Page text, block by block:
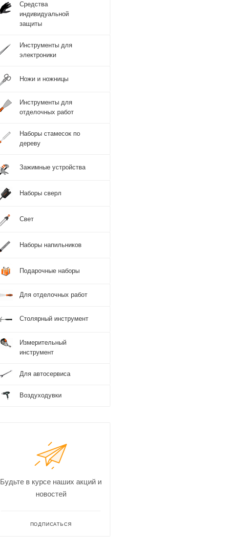
Средства
индивидуальной
защиты
Инструменты для
электроники
Ножи и ножницы
Инструменты для
отделочных работ
Наборы стамесок по
дереву
Зажимные устройства
Наборы сверл
Свет
Наборы напильников
Подарочные наборы
Для отделочных работ
Столярный инструмент
Измерительный
инструмент
Для автосервиса
Воздуходувки
Будьте в курсе наших акций и
новостей
ПОДПИСАТЬСЯ